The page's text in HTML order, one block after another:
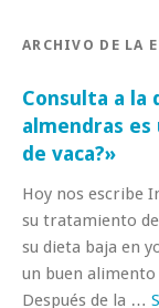
ARCHIVO DE LA
Consulta a la
almendras
de vaca?»
Hoy nos escribe
su tratamiento
su dieta baja en
un buen alimento
Después de la …